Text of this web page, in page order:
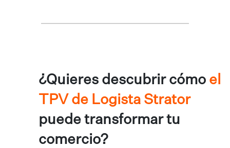
¿Quieres descubrir cómo el
TPV de Logista Strator
puede transformar tu
comercio?